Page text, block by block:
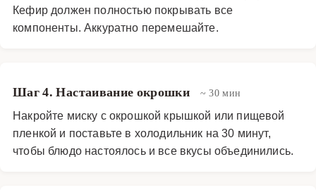
Кефир должен полностью покрывать все
компоненты. Аккуратно перемешайте.
Шаг 4. Настаивание окрошки ~ 30 мин
Накройте миску с окрошкой крышкой или пищевой
пленкой и поставьте в холодильник на 30 минут,
чтобы блюдо настоялось и все вкусы объединились.